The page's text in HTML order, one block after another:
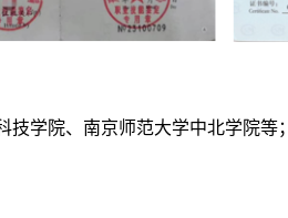
学院、南京师范大学中北学院等；